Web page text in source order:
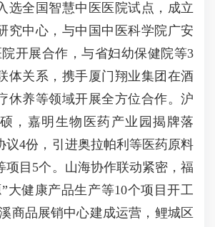
选全国智慧中医医院试点，成立
究中心，与中国中医科学院广安
开展合作，与省妇幼保健院等3
体关系，携手厦门翔业集团在酒
休养等领域开展全方位合作。沪
，嘉明生物医药产业园揭牌落
议4份，引进奥拉帕利等医药原料
项目5个。山海协作联动紧密，福
大健康产品生产等10个项目开工
商品展销中心建成运营，鲤城区